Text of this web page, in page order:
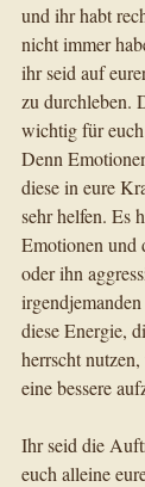
und ihr habt
nicht immer
ihr seid auf
zu durchleben.
wichtig für
Denn
diese in eure
sehr helfen. Es
Emotionen und
oder ihn
diese Energie,
herrscht
eine bessere
Ihr seid die
euch alleine